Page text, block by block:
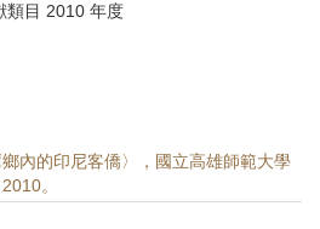
類目 2010 年度
鄉內的印尼客僑〉，國立高雄師範大學
。